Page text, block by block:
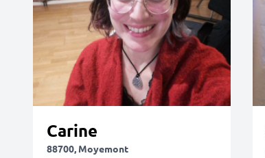
Carine
88700, Moyemont